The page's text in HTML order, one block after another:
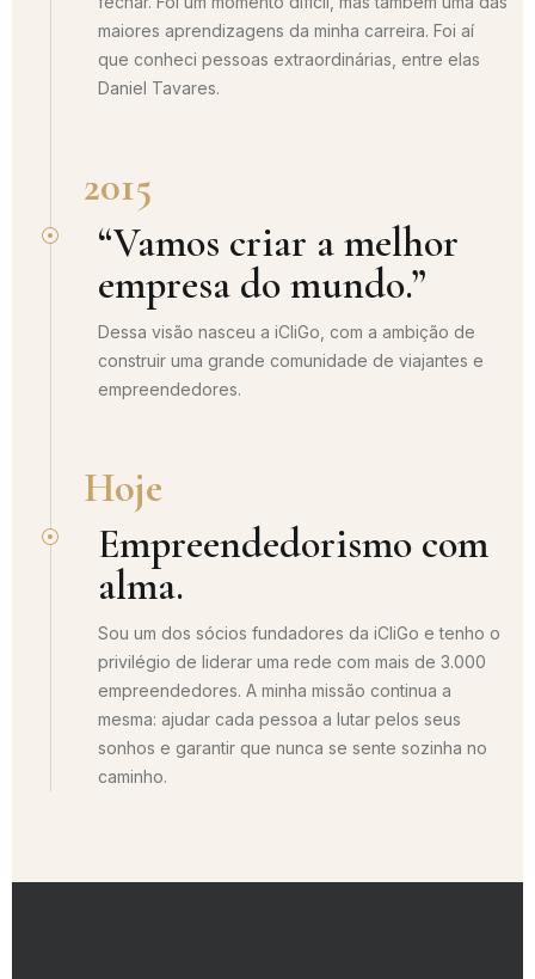
maiores aprendizagens da minha carreira. Foi aí
que conheci pessoas extraordinárias, entre elas
Daniel Tavares.
2015
“Vamos criar a melhor
empresa do mundo.”
Dessa visão nasceu a iCliGo, com a ambição de
construir uma grande comunidade de viajantes e
empreendedores.
Hoje
Empreendedorismo com
alma.
Sou um dos sócios fundadores da iCliGo e tenho o
privilégio de liderar uma rede com mais de 3.000
empreendedores. A minha missão continua a
mesma: ajudar cada pessoa a lutar pelos seus
sonhos e garantir que nunca se sente sozinha no
caminho.